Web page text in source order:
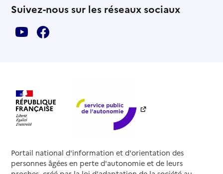
Suivez-nous sur les réseaux sociaux
Portail national d'information et d'orientation des
personnes âgées en perte d'autonomie et de leurs